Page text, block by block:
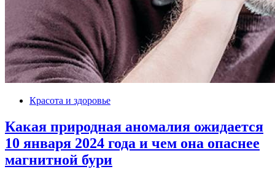
Красота и здоровье
Какая природная аномалия ожидается
10 января 2024 года и чем она опаснее
магнитной бури